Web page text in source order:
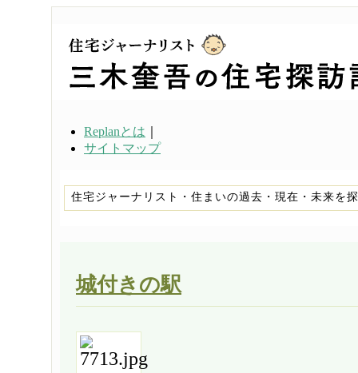
Replanとは
サイトマップ
住宅ジャーナリスト・住まいの過去・現在・未来を
城付きの駅